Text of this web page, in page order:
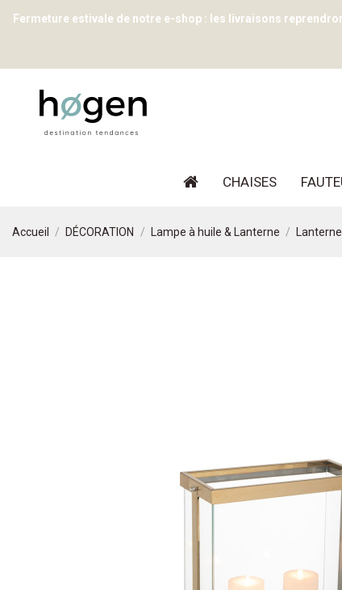
Fermeture estivale de notre e-shop : les livraisons
CHAISES
Accueil DÉCORATION Lampe à huile & Lanterne